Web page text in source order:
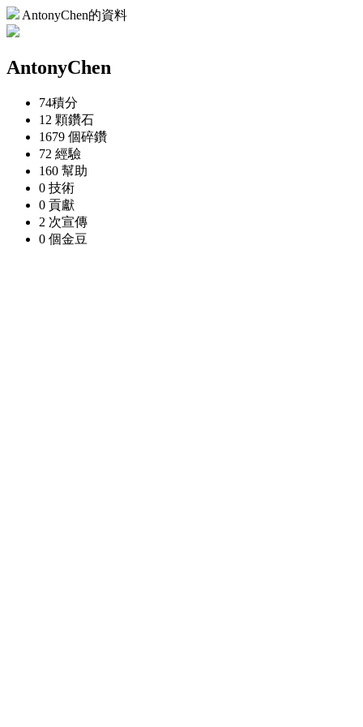
AntonyChen的資料
AntonyChen
74積分
12 顆鑽石
1679 個碎鑽
72 經驗
160 幫助
0 技術
0 貢獻
2 次宣傳
0 個金豆